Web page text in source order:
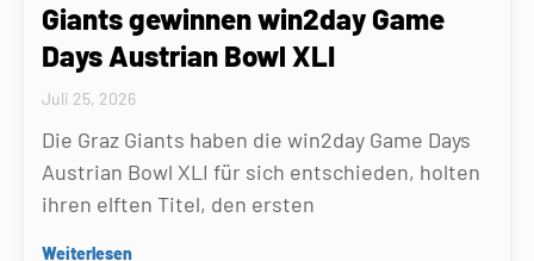
Giants gewinnen win2day Game
Days Austrian Bowl XLI
Juli 25, 2026
Die Graz Giants haben die win2day Game Days
Austrian Bowl XLI für sich entschieden, holten
ihren elften Titel, den ersten
Weiterlesen